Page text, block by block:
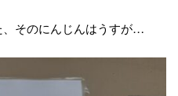
そのにんじんはうすが…